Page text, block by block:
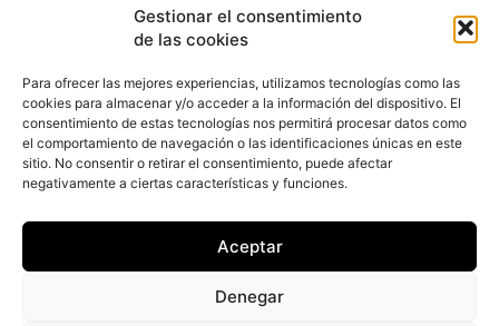
Gestionar el consentimiento
de las cookies
Para ofrecer las mejores experiencias, utilizamos tecnologías como las
cookies para almacenar y/o acceder a la información del dispositivo. El
consentimiento de estas tecnologías nos permitirá procesar datos como
el comportamiento de navegación o las identificaciones únicas en este
sitio. No consentir o retirar el consentimiento, puede afectar
negativamente a ciertas características y funciones.
Aceptar
Denegar
Descargar último ejemplar
ir a hemeroteca
+ Contenido en redes sociales
automóviles - C/ Fernández de la Hoz 70, 1ºB - 28003 - Madrid